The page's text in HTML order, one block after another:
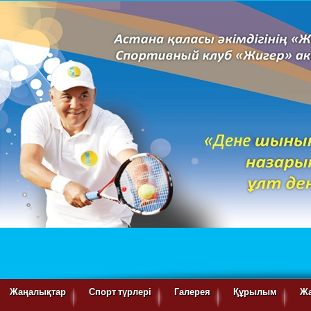
Жаңалықтар Спорт түрлері Галерея Құрылым